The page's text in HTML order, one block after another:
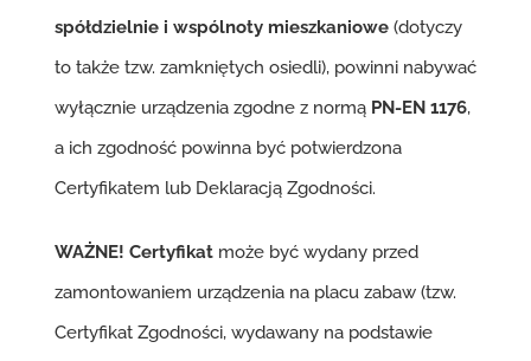
spółdzielnie i wspólnoty mieszkaniowe(dotyczy
to także tzw. zamkniętych osiedli), powinni nabywać
wyłącznie urządzenia zgodne z normą PN-EN 1176,
a ich zgodność powinna być potwierdzona
Certyfikatem lub Deklaracją Zgodności.
WAŻNE! Certyfikatmoże być wydany przed
zamontowaniem urządzenia na placu zabaw (tzw.
Certyfikat Zgodności, wydawany na podstawie